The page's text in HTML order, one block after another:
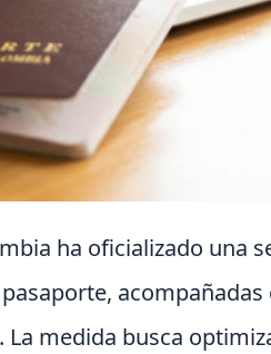
ha oficializado una
acompañadas
medida busca